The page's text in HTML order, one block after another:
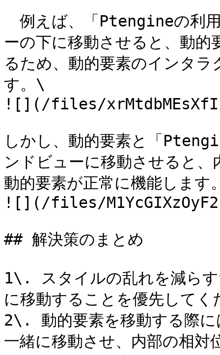
例えば、「Ptengineの利用
ーの下に移動させると、動的
るため、動的要素のインタ
す。\
![](/files/
しかし、動的要素と「
ンドビューに移動させると
動的要素が正常に機能します
![](/files/
## 解決策のまとめ
1\. スタイルの乱れを減らす
に移動することを優先して
2\. 動的要素を移動する際に
一緒に移動させ、内部の相